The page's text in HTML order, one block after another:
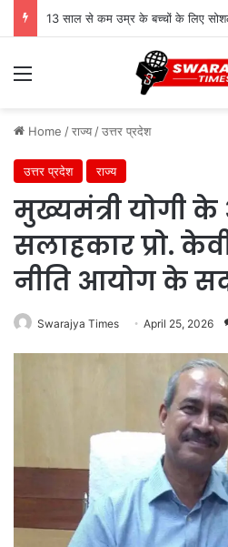
Menu
Home /राज्य /उत्तर प्रदेश
उत्तर प्रदेश राज्य
मुख्यमंत्री योगी
सलाहकार प्रो.
नीति आयोग के
Swarajya Times April 25, 2026